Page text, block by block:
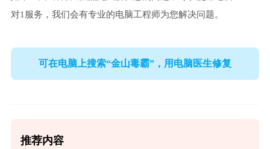
对1服务，我们会有专业的电脑工程师为您解决问题。
可在电脑上搜索“金山毒霸”，用电脑医生修复
推荐内容